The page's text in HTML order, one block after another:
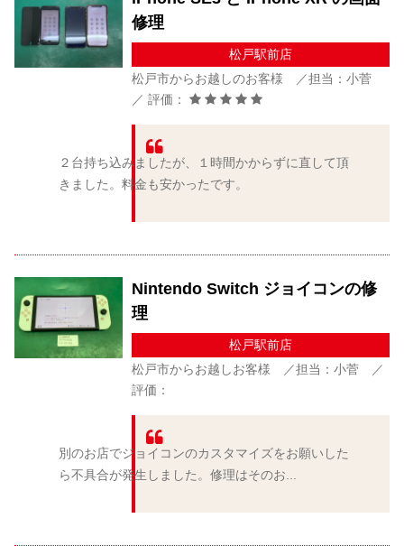
修理
松戸駅前店
松戸市からお越しのお客様 ／担当：小菅
／ 評価：
２台持ち込みましたが、１時間かからずに直して頂
きました。料金も安かったです。
Nintendo Switch ジョイコンの修
理
松戸駅前店
松戸市からお越しお客様 ／担当：小菅 ／
評価：
別のお店でジョイコンのカスタマイズをお願いした
ら不具合が発生しました。修理はそのお...